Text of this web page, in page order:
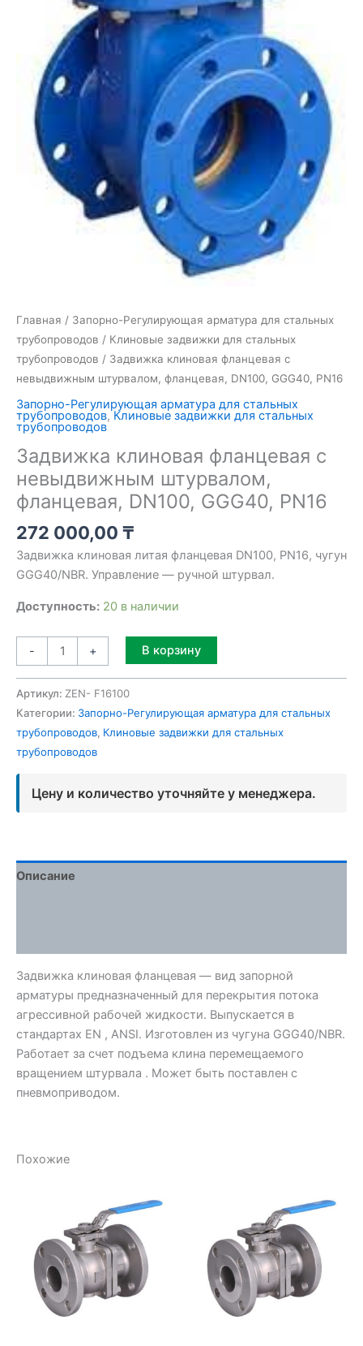
Главная / Запорно-Регулирующая арматура для стальных
трубопроводов / Клиновые задвижки для стальных
трубопроводов / Задвижка клиновая фланцевая с
невыдвижным штурвалом, фланцевая, DN100, GGG40, PN16
Запорно-Регулирующая арматура для стальных
трубопроводов,Клиновые задвижки для стальных
трубопроводов
Задвижка клиновая фланцевая с
невыдвижным штурвалом,
фланцевая, DN100, GGG40, PN16
272 000,00 ₸
Задвижка клиновая литая фланцевая DN100, PN16, чугун
GGG40/NBR. Управление — ручной штурвал.
Доступность: 20 в наличии
- + В корзину
Артикул: ZEN- F16100
Категории: Запорно-Регулирующая арматура для стальных
трубопроводов, Клиновые задвижки для стальных
трубопроводов
Цену и количество уточняйте у менеджера.
Описание
Задвижка клиновая фланцевая — вид запорной
арматуры предназначенный для перекрытия потока
агрессивной рабочей жидкости. Выпускается в
стандартах EN , ANSI. Изготовлен из чугуна GGG40/NBR.
Работает за счет подъема клина перемещаемого
вращением штурвала . Может быть поставлен с
пневмоприводом.
Похожие